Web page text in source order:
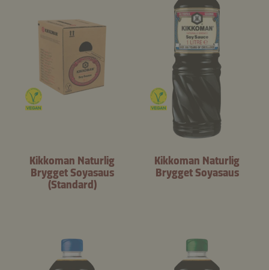
Kikkoman Naturlig
Brygget Soyasaus
(Standard)
Kikkoman Naturlig
Brygget Soyasaus